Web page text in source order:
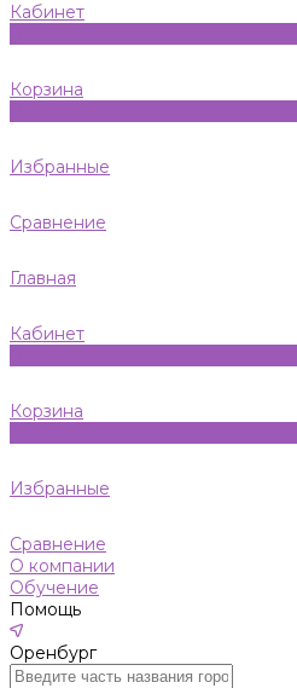
Кабинет
Корзина
Избранные
Сравнение
Главная
Кабинет
Корзина
Избранные
Сравнение
О компании
Обучение
Помощь
Оренбург